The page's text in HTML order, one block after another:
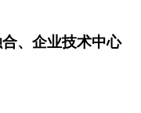
、企业技术中心